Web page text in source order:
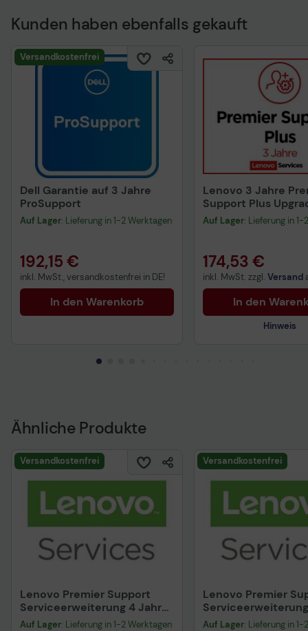
Technisches
Kunden haben ebenfalls gekauft
Versandkostenfrei
Dell Garantie auf 3 Jahre
ProSupport
Auf Lager: Lieferung in 1-2 Werktagen
192,15 €
inkl. MwSt., versandkostenfrei in DE!
In den Warenkorb
Lenovo 3 Jahre
Support Plus
Jahr Premier
Auf Lager: Lieferung in
174,53 €
inkl. MwSt. zzgl. Versand
In den
Hinweis
Ähnliche Produkte
Versandkostenfrei
Lenovo Premier Support
Serviceerweiterung 4 Jahre
Vor-Ort-Service, Reaktion
Auf Lager: Lieferung in 1-2 Werktagen
Versandkostenfrei
Lenovo Premier
Vor-Ort-Service,
Auf Lager: Lieferung in